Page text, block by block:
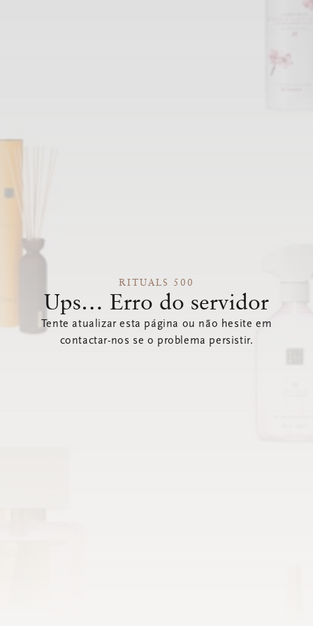
RITUALS 500
Ups… Erro do servidor
Tente atualizar esta página ou não hesite em
contactar-nos se o problema persistir.